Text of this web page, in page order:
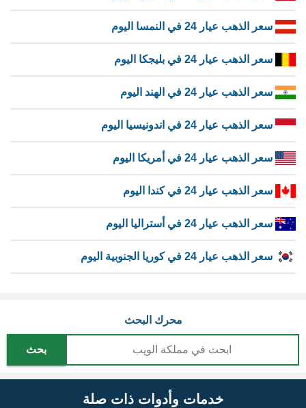
سعر الذهب عيار 24 في النمسا اليوم
سعر الذهب عيار 24 في بليجكا اليوم
سعر الذهب عيار 24 في الهند اليوم
سعر الذهب عيار 24 في اندونيسيا اليوم
سعر الذهب عيار 24 في أمريكا اليوم
سعر الذهب عيار 24 في كندا اليوم
سعر الذهب عيار 24 في أستراليا اليوم
سعر الذهب عيار 24 في كوريا الجنوبية اليوم
محرك البحث
بحث
خدمات وأدوات ذات صلة